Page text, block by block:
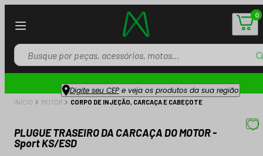
0
Digite seu CEPe veja os produtos da sua região
INÍCIO MOTOR CORPO DE INJEÇÃO, CARCAÇA E CABEÇOTE
PLUGUE TRASEIRO DA CARCAÇA DO MOTOR -
Sport KS/ESD